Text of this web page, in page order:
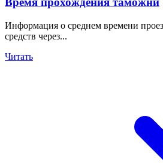
Информация о среднем времени
средств через...
Читать